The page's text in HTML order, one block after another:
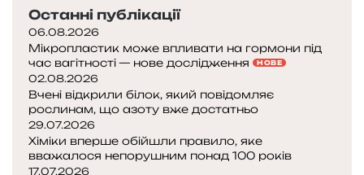
е
н
я
м
о
з
к
у
и
й
м
о
о
к
:
ф
а
и
ч
о
к
,
щ
о
т
е
ю
ч
о
м
у
н
а
м
з
Останні публікації
06.08.2026
Мікропластик може впливати на гормони під
час вагітності — нове дослідження
НОВЕ
02.08.2026
Вчені відкрили білок, який повідомляє
рослинам, що азоту вже достатньо
29.07.2026
Хіміки вперше обійшли правило, яке
вважалося непорушним понад 100 років
17.07.2026